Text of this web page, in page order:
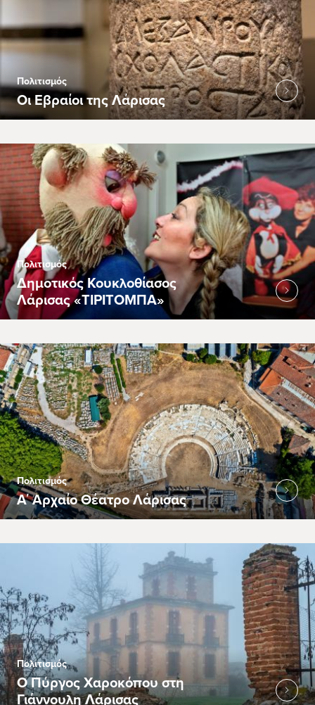
Πολιτισμός
Οι Εβραίοι της Λάρισας
Πολιτισμός
Δημοτικός Κουκλοθίασος
Λάρισας «ΤΙΡΙΤΟΜΠΑ»
Πολιτισμός
Α΄ Αρχαίο Θέατρο Λάρισας
Πολιτισμός
Ο Πύργος Χαροκόπου στη
Γιάννουλη Λάρισας